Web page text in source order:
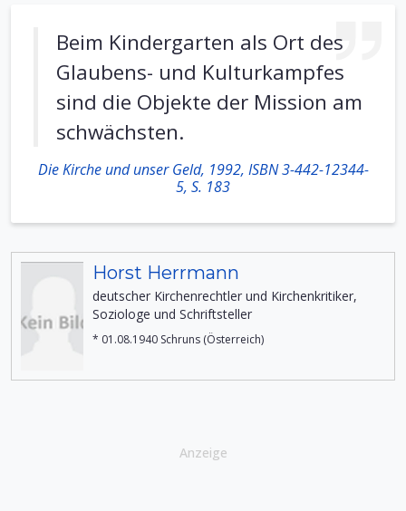
Beim Kindergarten als Ort des
Glaubens- und Kulturkampfes
sind die Objekte der Mission am
schwächsten.
Die Kirche und unser Geld, 1992, ISBN 3-442-12344-
5, S. 183
Horst Herrmann
deutscher Kirchenrechtler und Kirchenkritiker,
Soziologe und Schriftsteller
* 01.08.1940 Schruns (Österreich)
Anzeige